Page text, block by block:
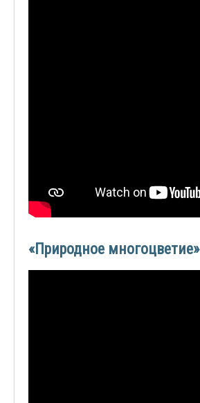
«Природное многоцветие»